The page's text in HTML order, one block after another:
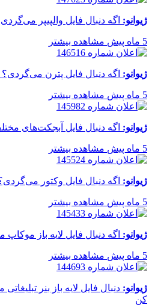
ژیوانو: اگه دنبال فایل والپیپر
5 ماه پیش مشاهده بیشتر
ژیوانو: اگه دنبال فایل پترن می‌گردی؟
5 ماه پیش مشاهده بیشتر
ژیوانو: اگه دنبال فایل آبجکت‌های
5 ماه پیش مشاهده بیشتر
ژیوانو: اگه دنبال فایل وکتور
5 ماه پیش مشاهده بیشتر
ژیوانو: اگه دنبال فایل لایه باز
5 ماه پیش مشاهده بیشتر
ژیوانو: دنبال فایل لایه باز بنر
کن